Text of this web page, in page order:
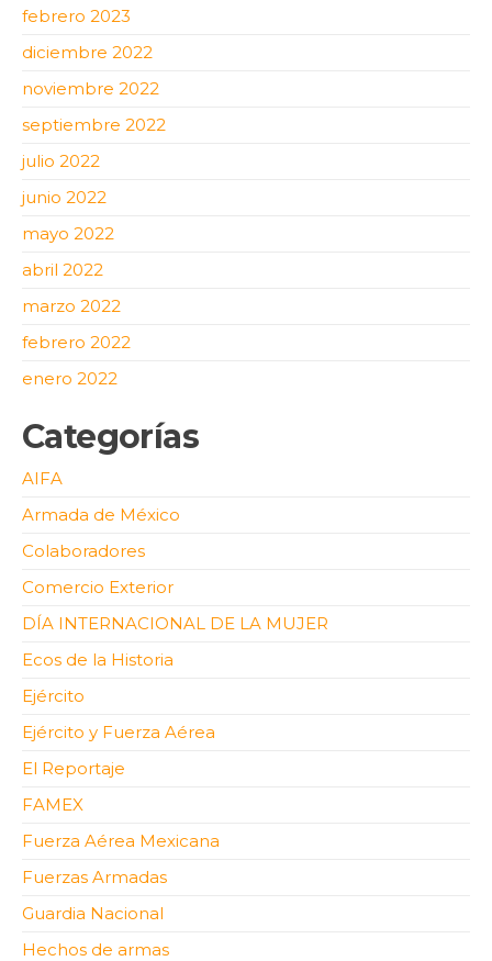
febrero 2023
diciembre 2022
noviembre 2022
septiembre 2022
julio 2022
junio 2022
mayo 2022
abril 2022
marzo 2022
febrero 2022
enero 2022
Categorías
AIFA
Armada de México
Colaboradores
Comercio Exterior
DÍA INTERNACIONAL DE LA MUJER
Ecos de la Historia
Ejército
Ejército y Fuerza Aérea
El Reportaje
FAMEX
Fuerza Aérea Mexicana
Fuerzas Armadas
Guardia Nacional
Hechos de armas